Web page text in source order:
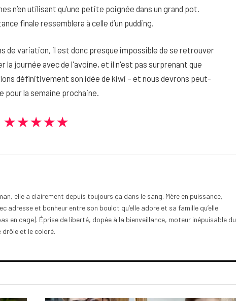
n’en utilisant qu’une petite poignée dans un grand pot.
finale ressemblera à celle d’un pudding.
de variation, il est donc presque impossible de se retrouver
la journée avec de l'avoine, et il n'est pas surprenant que
définitivement son idée de kiwi – et nous devrons peut-
pour la semaine prochaine.
★★★★★
elle a clairement depuis toujours ça dans le sang. Mère en puissance,
adresse et bonheur entre son boulot qu’elle adore et sa famille qu’elle
en cage). Éprise de liberté, dopée à la bienveillance, moteur inépuisable du
et le coloré.